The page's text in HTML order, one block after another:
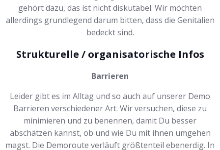
gehört dazu, das ist nicht diskutabel. Wir möchten
allerdings grundlegend darum bitten, dass die Genitalien
bedeckt sind.
Strukturelle / organisatorische Infos
Barrieren
Leider gibt es im Alltag und so auch auf unserer Demo
Barrieren verschiedener Art. Wir versuchen, diese zu
minimieren und zu benennen, damit Du besser
abschätzen kannst, ob und wie Du mit ihnen umgehen
magst. Die Demoroute verläuft größtenteil ebenerdig. In